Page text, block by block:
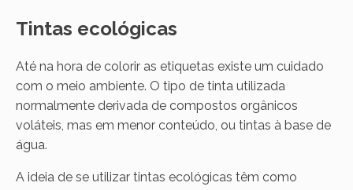
Tintas ecológicas
Até na hora de colorir as etiquetas existe um cuidado
com o meio ambiente. O tipo de tinta utilizada
normalmente derivada de compostos orgânicos
voláteis, mas em menor conteúdo, ou tintas à base de
água.
A ideia de se utilizar tintas ecológicas têm como